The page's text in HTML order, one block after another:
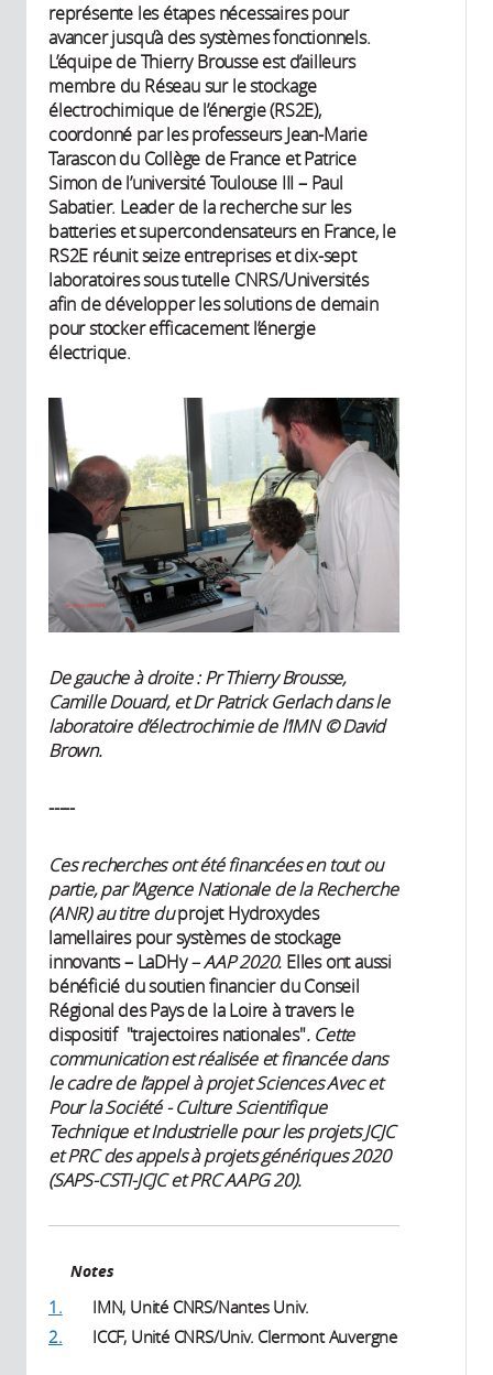
représente les étapes nécessaires pour
avancer jusqu’à des systèmes fonctionnels.
L’équipe de Thierry Brousse est d’ailleurs
membre du Réseau sur le stockage
électrochimique de l’énergie (RS2E),
coordonné par les professeurs Jean-Marie
Tarascon du Collège de France et Patrice
Simon de l’université Toulouse III – Paul
Sabatier. Leader de la recherche sur les
batteries et supercondensateurs en France, le
RS2E réunit seize entreprises et dix-sept
laboratoires sous tutelle CNRS/Universités
afin de développer les solutions de demain
pour stocker efficacement l’énergie
électrique.
De gauche à droite : Pr Thierry Brousse,
Camille Douard, et Dr Patrick Gerlach dans le
laboratoire d’électrochimie de l’IMN © David
Brown.
-----
Ces recherches ont été financées en tout ou
partie, par l’Agence Nationale de la Recherche
(ANR) au titre duprojet Hydroxydes
lamellaires pour systèmes de stockage
innovants – LaDHy– AAP 2020. Elles ont aussi
bénéficié dusoutien financier du Conseil
Régional des Pays de la Loire à travers le
dispositif "trajectoires nationales". Cette
communication est réalisée et financée dans
le cadre de l’appel à projet Sciences Avec et
Pour la Société - Culture Scientifique
Technique et Industrielle pour les projets JCJC
et PRC des appels à projets génériques 2020
(SAPS-CSTI-JCJC et PRC AAPG 20).
Notes
1.
IMN, Unité CNRS/Nantes Univ.
2.
ICCF, Unité CNRS/Univ. Clermont Auvergne